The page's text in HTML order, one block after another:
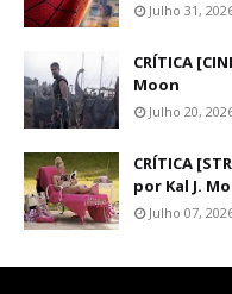
Julho 31,
CRÍTICA
Moon
Julho 20,
CRÍTICA
por Kal J.
Julho 07,